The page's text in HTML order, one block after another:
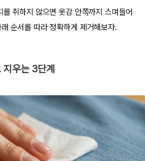
취하지 않으면 옷감 안쪽까지 스며들어
순서를 따라 정확하게 제거해보자.
우는 3단계